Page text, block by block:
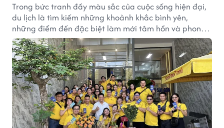
Trong bức tranh đầy màu sắc của cuộc sống hiện đại,
du lịch là tìm kiếm những khoảnh khắc bình yên,
những điểm đến đặc biệt làm mới tâm hồn và phong
phú thêm ký ức. SaigonTimes Travel cung cấp các Tour
du lịch tốt nhất hiện nay, cùng du khách bắt đầu hành
trình khám phá thế giới diệu kỳ, mỗi bước chân là một
câu chuyện mới được viết nên.